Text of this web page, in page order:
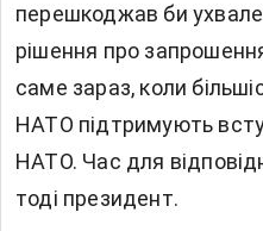
перешкоджав би
рішення про
саме зараз, коли
НАТО підтримують
НАТО. Час для
тоді президент.